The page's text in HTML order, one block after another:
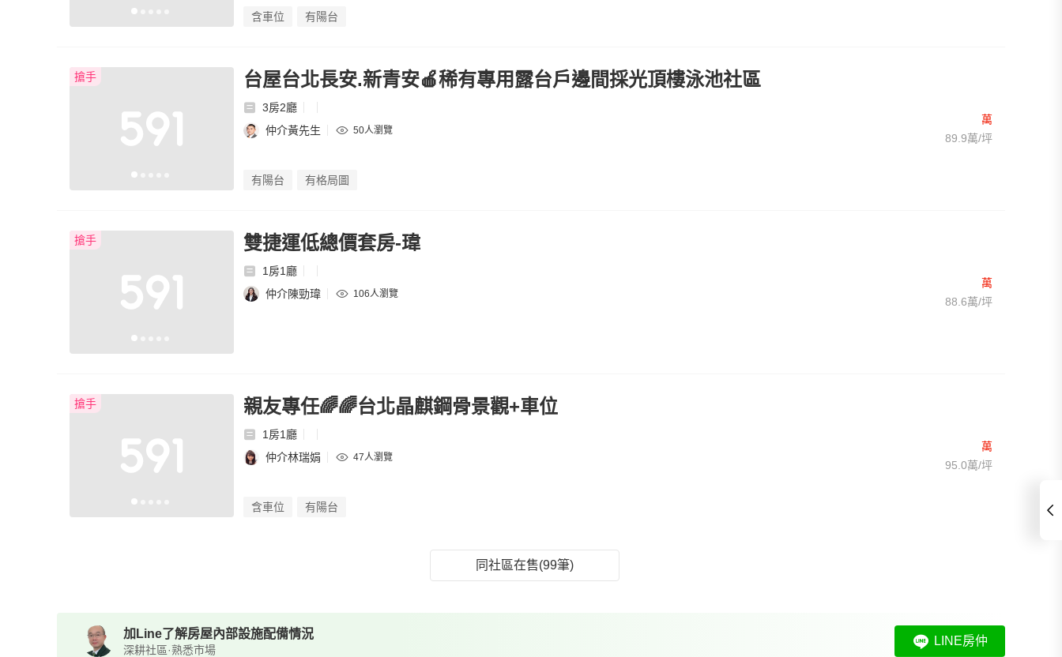
含車位 有陽台
搶手 台屋台北長安.新青安🍎稀有專用露台戶邊間採光頂樓泳池社區
3房2廳
仲介黃先生
50人瀏覽
有陽台 有格局圖
萬
89.9萬/坪
搶手 雙捷運低總價套房-瑋
1房1廳
仲介陳勁瑋
106人瀏覽
萬
88.6萬/坪
搶手 親友專任🌈🌈台北晶麒鋼骨景觀+車位
1房1廳
仲介林瑞娟
47人瀏覽
含車位 有陽台
萬
95.0萬/坪
同社區在售(99筆)
加Line了解房屋內部設施配備情況
深耕社區·熟悉市場
LINE房仲